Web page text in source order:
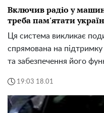
Включив радіо у
треба пам'ятати
Ця система викликає
спрямована на
та забезпечення його
19:03 18.01